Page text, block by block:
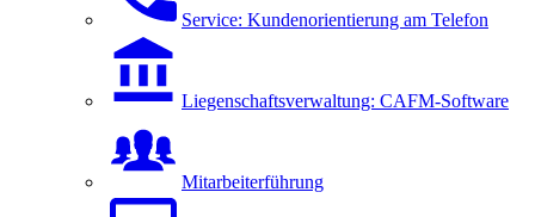
Service: Kundenorientierung am Telefon
Liegenschaftsverwaltung: CAFM-Software
Mitarbeiterführung